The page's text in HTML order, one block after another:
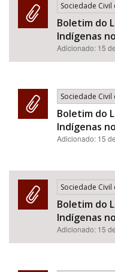
Sociedade
Boletim do
Indígenas
Adicionado: 15
Sociedade
Boletim do
Indígenas
Adicionado: 15
Sociedade
Boletim do
Indígenas
Adicionado: 15